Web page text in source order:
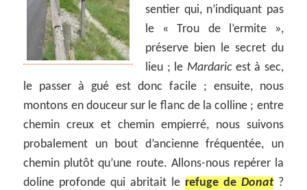
sentier qui, n’indiquant pas
le « Trou de l’ermite »,
préserve bien le secret du
lieu ; le Mardaricest à sec,
le passer à gué est donc facile ; ensuite, nous
montons en douceur sur le flanc de la colline ; entre
chemin creux et chemin empierré, nous suivons
probalement un bout d’ancienne fréquentée, un
chemin plutôt qu’une route. Allons-nous repérer la
doline profonde qui abritait le refuge de Donat?